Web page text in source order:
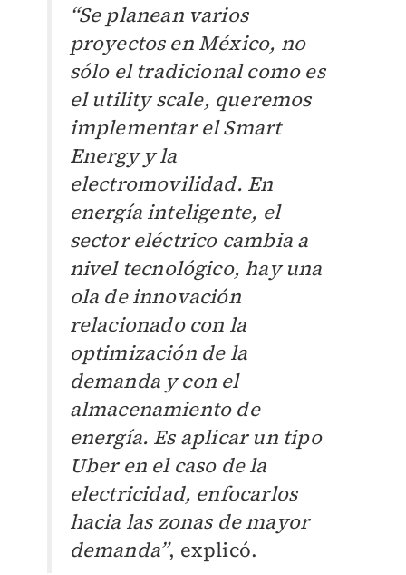
“Se planean varios
proyectos en México, no
sólo el tradicional como es
el utility scale, queremos
implementar el Smart
Energy y la
electromovilidad. En
energía inteligente, el
sector eléctrico cambia a
nivel tecnológico, hay una
ola de innovación
relacionado con la
optimización de la
demanda y con el
almacenamiento de
energía. Es aplicar un tipo
Uber en el caso de la
electricidad, enfocarlos
hacia las zonas de mayor
demanda”, explicó.